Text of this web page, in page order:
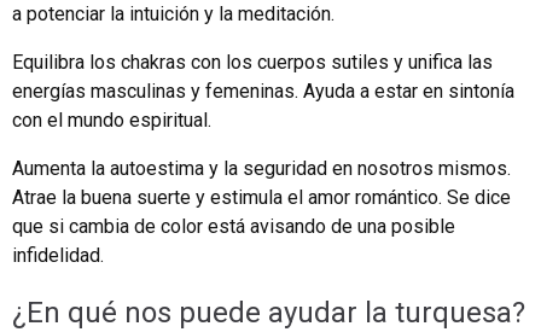
a potenciar la intuición y la meditación.
Equilibra los chakras con los cuerpos sutiles y unifica las
energías masculinas y femeninas. Ayuda a estar en sintonía
con el mundo espiritual.
Aumenta la autoestima y la seguridad en nosotros mismos.
Atrae la buena suerte y estimula el amor romántico. Se dice
que si cambia de color está avisando de una posible
infidelidad.
¿En qué nos puede ayudar la turquesa?